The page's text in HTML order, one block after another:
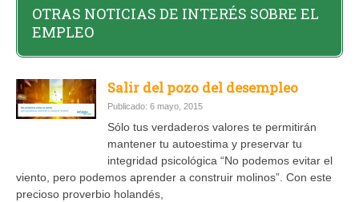
OTRAS NOTICIAS DE INTERÉS SOBRE EL
EMPLEO
Salir del pozo del desempleo
Publicado: 6 mayo, 2015
Sólo tus verdaderos valores te permitirán
mantener tu autoestima y preservar tu
integridad psicológica “No podemos evitar el
viento, pero podemos aprender a construir molinos”. Con este
precioso proverbio holandés,